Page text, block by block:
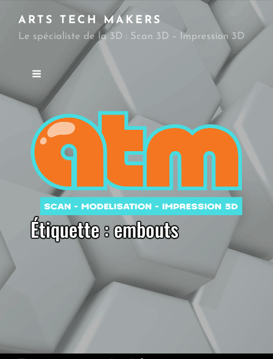
ARTS TECH MAKERS
Le spécialiste de la 3D : Scan 3D – Impression 3D
Étiquette :embouts